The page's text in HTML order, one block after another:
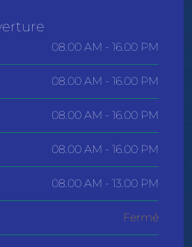
08.00 AM - 16.00 PM
08.00 AM - 16.00 PM
08.00 AM - 16.00 PM
08.00 AM - 16.00 PM
08.00 AM - 13.00 PM
Fermé